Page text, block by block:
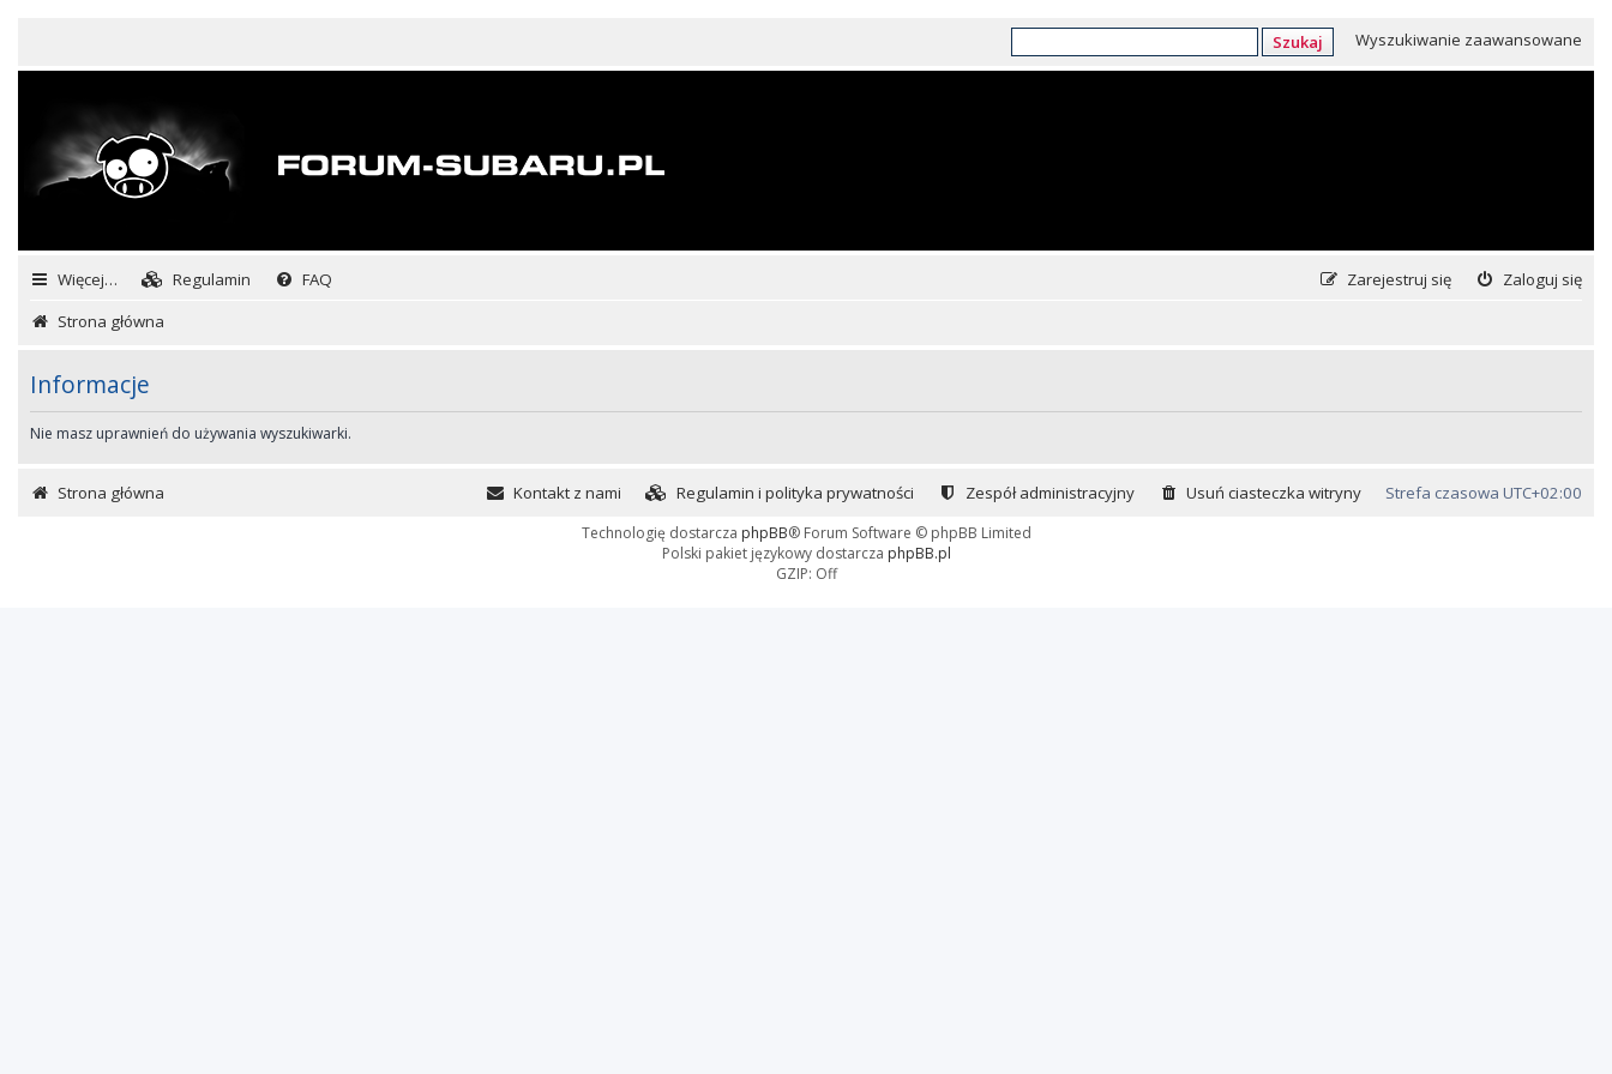
Szukaj Wyszukiwanie zaawansowane
Więcej… Regulamin FAQ Zaloguj się
Zarejestruj się
Strona główna
Informacje
Nie masz uprawnień do używania wyszukiwarki.
Strona główna Strefa czasowa UTC+02:00
Usuń ciasteczka witryny
Zespół administracyjny
Regulamin i polityka prywatności
Kontakt z nami
Technologię dostarcza phpBB® Forum Software © phpBB Limited
Polski pakiet językowy dostarcza phpBB.pl
GZIP: Off